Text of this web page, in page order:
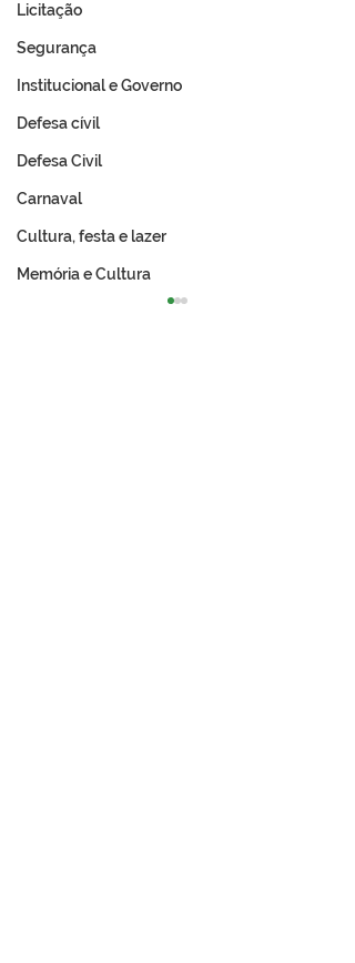
Licitação
Segurança
Institucional e Governo
Defesa cívil
Defesa Civil
Carnaval
Cultura, festa e lazer
Memória e Cultura